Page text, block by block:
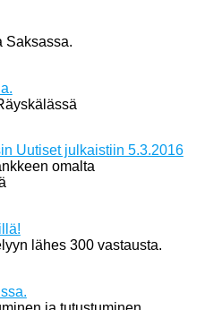
Saksassa.
Uutiset julkaistiin 5.3.2016
omalta
lähes 300 vastausta.